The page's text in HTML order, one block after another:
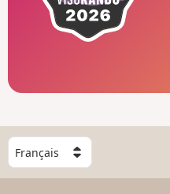
C
h
o